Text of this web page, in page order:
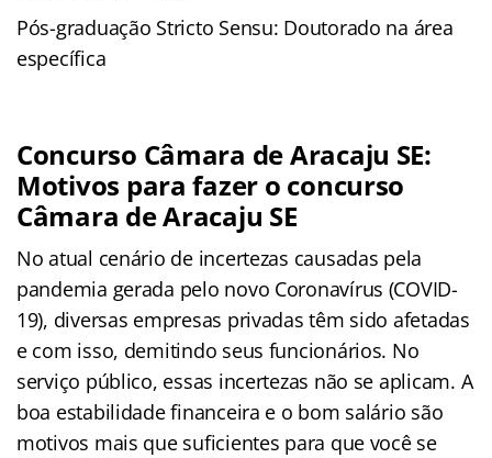
Pós-graduação Stricto Sensu: Doutorado na área
específica
Concurso Câmara de Aracaju SE:
Motivos para fazer o concurso
Câmara de Aracaju SE
No atual cenário de incertezas causadas pela
pandemia gerada pelo novo Coronavírus (COVID-
19), diversas empresas privadas têm sido afetadas
e com isso, demitindo seus funcionários. No
serviço público, essas incertezas não se aplicam. A
boa estabilidade financeira e o bom salário são
motivos mais que suficientes para que você se